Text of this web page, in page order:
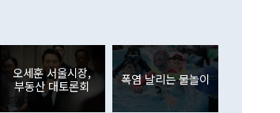
열리는 '동방경제포럼(EEF)'을 언급하
고 있다"고 발언한 데 대해서도 조 장관
직 거기까지 진도가 나가지 않았다"고
구상과 설명은 정부 내 조율을 거치지
주적 표현 대체와 국호 사용, 9·19 군
넘어선 것이다. 직접투자에서는 내국
, 외국인의 국내투자가 46억3000만달러
인의 국내 주식 매도세가 이어졌다. 외
매도 등의 영향으로 316억1000만달러
에 이어 역대 최대 순매도 기록을 다시
오세훈 서울시장,
부동산 대토론회
폭염 날리는 물놀이